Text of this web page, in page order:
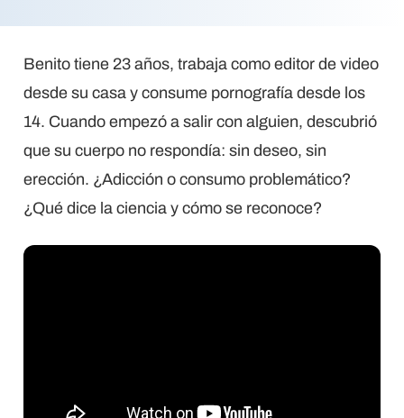
Benito tiene 23 años, trabaja como editor de video
desde su casa y consume pornografía desde los
14. Cuando empezó a salir con alguien, descubrió
que su cuerpo no respondía: sin deseo, sin
erección. ¿Adicción o consumo problemático?
¿Qué dice la ciencia y cómo se reconoce?